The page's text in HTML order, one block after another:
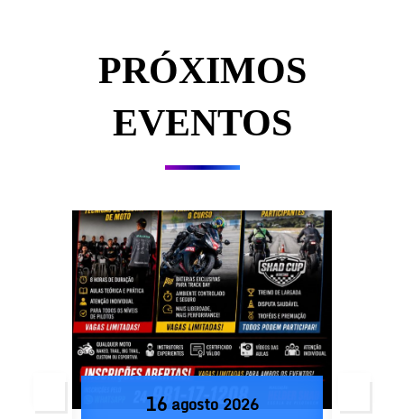
PRÓXIMOS
EVENTOS
16 agosto 2026